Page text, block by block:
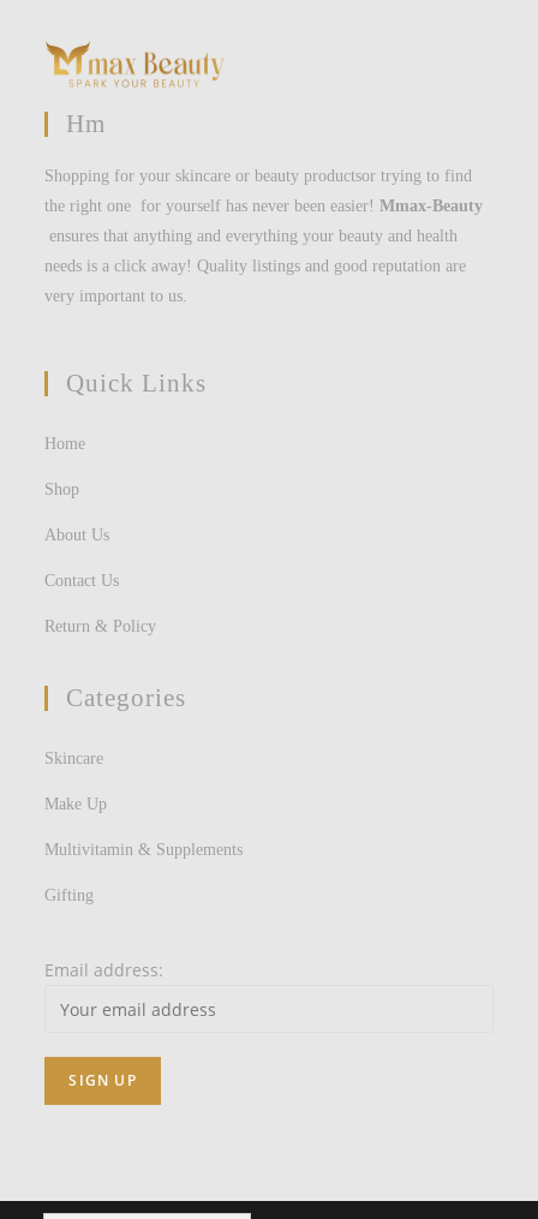
Hm
Shopping for your skincare or beauty productsor trying to find
the right one for yourself has never been easier!Mmax-Beauty
ensures that anything and everything your beauty and health
needs is a click away! Quality listings and good reputation are
very important to us.
Quick Links
Home
Shop
About Us
Contact Us
Return & Policy
Categories
Skincare
Make Up
Multivitamin & Supplements
Gifting
Email address: